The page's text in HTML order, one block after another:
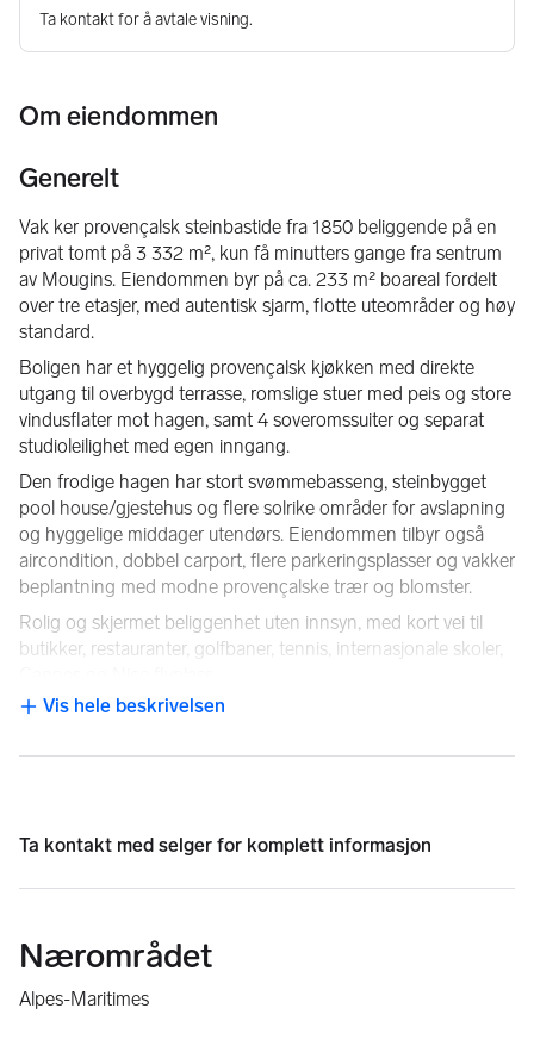
Ta kontakt for å avtale visning.
Om eiendommen
Generelt
Vak ker provençalsk steinbastide fra 1850 beliggende på en
privat tomt på 3 332 m², kun få minutters gange fra sentrum
av Mougins. Eiendommen byr på ca. 233 m² boareal fordelt
over tre etasjer, med autentisk sjarm, flotte uteområder og høy
standard.
Boligen har et hyggelig provençalsk kjøkken med direkte
utgang til overbygd terrasse, romslige stuer med peis og store
vindusflater mot hagen, samt 4 soveromssuiter og separat
studioleilighet med egen inngang.
Den frodige hagen har stort svømmebasseng, steinbygget
pool house/gjestehus og flere solrike områder for avslapning
og hyggelige middager utendørs. Eiendommen tilbyr også
aircondition, dobbel carport, flere parkeringsplasser og vakker
beplantning med modne provençalske trær og blomster.
Rolig og skjermet beliggenhet uten innsyn, med kort vei til
butikker, restauranter, golfbaner, tennis, internasjonale skoler,
Vis hele beskrivelsen
NB: Knappen for å vise hele beskrivelsen har kun en visuell
Ta kontakt med selger for komplett informasjon
Nærområdet
Alpes-Maritimes